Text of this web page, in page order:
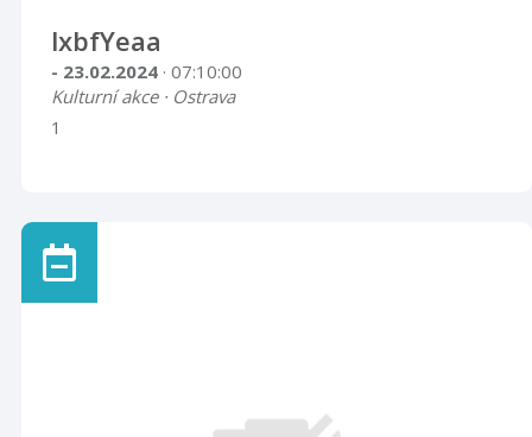
lxbfYeaa
- 23.02.2024 · 07:10:00
Kulturní akce · Ostrava
1